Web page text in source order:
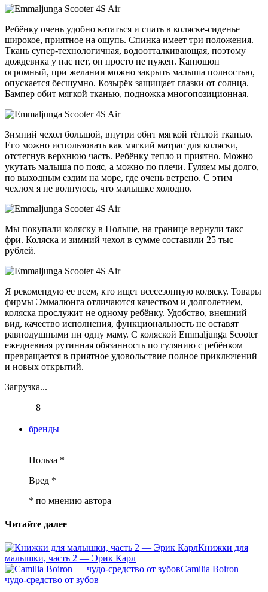
Ребёнку очень удобно кататься и спать в коляске-сиденье
широкое, приятное на ощупь. Спинка имеет три положения.
Ткань супер-технологичная, водоотталкивающая, поэтому
дождевика у нас нет, он просто не нужен. Капюшон
огромный, при желании можно закрыть малыша полностью,
опускается бесшумно. Козырёк защищает глазки от солнца.
Бампер обит мягкой тканью, подножка многопозиционная.
Зимний чехол большой, внутри обит мягкой тёплой тканью.
Его можно использовать как мягкий матрас для коляски,
отстегнув верхнюю часть. Ребёнку тепло и приятно. Можно
укутать малыша по пояс, а можно по плечи. Гуляем мы долго,
по выходным ездим на море, где очень ветрено. С этим
чехлом я не волнуюсь, что малышке холодно.
Мы покупали коляску в Польше, на границе вернули такс
фри. Коляска и зимний чехол в сумме составили 25 тыс
рублей.
Я рекомендую ее всем, кто ищет всесезонную коляску. Товары
фирмы Эммалюнга отличаются качеством и долголетием,
коляска прослужит не одному ребёнку. Удобство, внешний
вид, качество исполнения, функциональность не оставят
равнодушными ни одну маму. С коляской Emmaljunga Scooter
ежедневная рутинная обязанность по гулянию с ребёнком
превращается в приятное удовольствие полное приключений
и новых открытий.
Загрузка...
8
бренды
Польза *
Вред *
* по мнению автора
Читайте далее
Книжки для
малышки, часть 2 — Эрик Карл
Camilia Boiron —
чудо-средство от зубов